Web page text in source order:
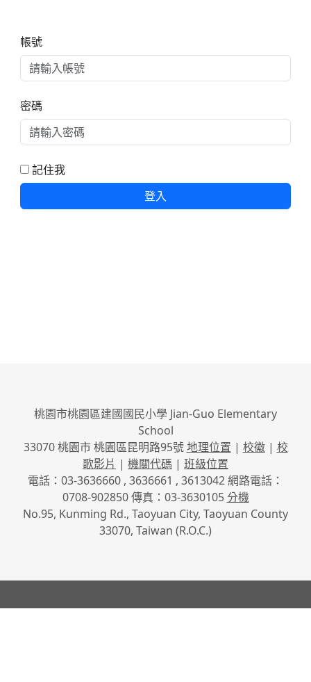
帳號
密碼
記住我
登入
桃園市桃園區建國國民小學 Jian-Guo Elementary
School
33070 桃園市 桃園區昆明路95號地理位置 | 校徽| 校
歌影片 | 機關代碼 | 班級位置
電話：03-3636660 , 3636661 , 3613042 網路電話：
0708-902850 傳真：03-3630105分機
No.95, Kunming Rd., Taoyuan City, Taoyuan County
33070, Taiwan (R.O.C.)